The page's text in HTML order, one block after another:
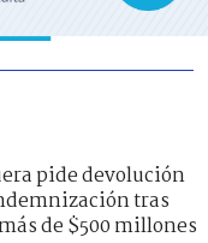
pide devolución
tras
de $500 millones